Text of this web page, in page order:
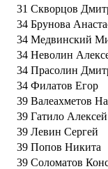
31 Скворцов
34 Брунова
34 Медвинский
34 Неволин
34 Прасолин
34 Филатов Егор
39 Валеахметов
39 Гатило Алексей
39 Левин Сергей
39 Попов Никита
39 Соломатов